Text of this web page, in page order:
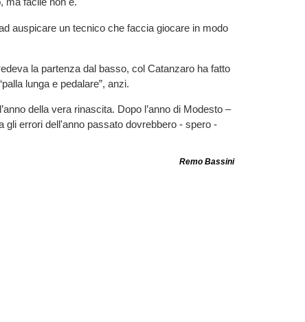
auspicare un tecnico che faccia giocare in modo
la partenza dal basso, col Catanzaro ha fatto
lunga e pedalare”, anzi.
della vera rinascita. Dopo l’anno di Modesto –
errori dell'anno passato dovrebbero - spero -
Remo Bassini